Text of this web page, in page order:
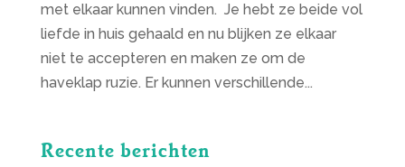
met elkaar kunnen vinden. Je hebt ze beide vol
liefde in huis gehaald en nu blijken ze elkaar
niet te accepteren en maken ze om de
haveklap ruzie. Er kunnen verschillende...
Recente berichten